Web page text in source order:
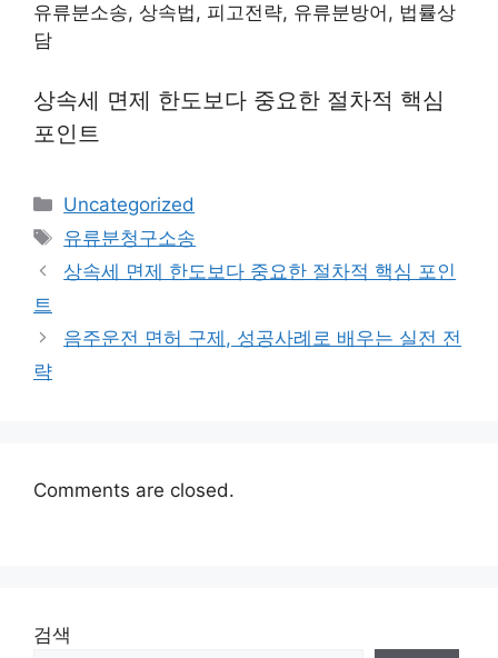
유류분소송, 상속법, 피고전략, 유류분방어, 법률상
담
상속세 면제 한도보다 중요한 절차적 핵심
포인트
Categories
Uncategorized
Tags
유류분청구소송
상속세 면제 한도보다 중요한 절차적 핵심 포인
트
음주운전 면허 구제, 성공사례로 배우는 실전 전
략
Comments are closed.
검색